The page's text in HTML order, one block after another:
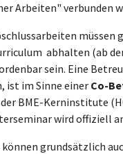
Arbeiten" verbunden
müssen
abhalten (ab
sein. Eine
ist im Sinne einer Co-
BME-Kerninstitute
wird offiziell
grundsätzlich